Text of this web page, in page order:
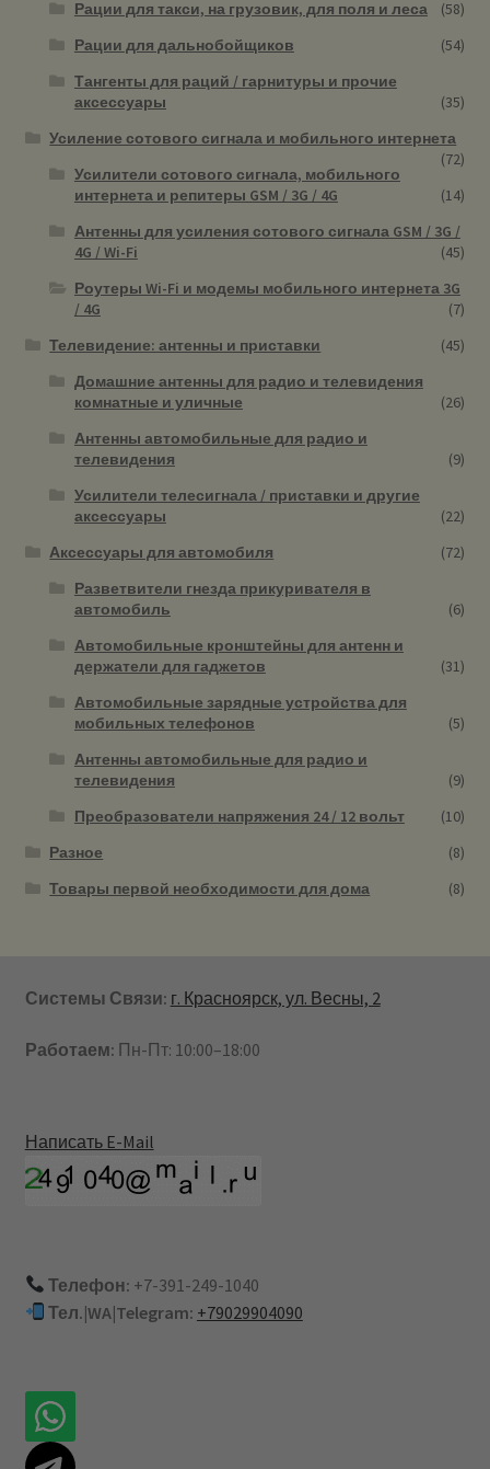
Рации для такси, на грузовик, для поля и леса
(58)
Рации для дальнобойщиков
(54)
Тангенты для раций / гарнитуры и прочие
аксессуары
(35)
Усиление сотового сигнала и мобильного интернета
(72)
Усилители сотового сигнала, мобильного
интернета и репитеры GSM / 3G / 4G
(14)
Антенны для усиления сотового сигнала GSM / 3G /
4G / Wi-Fi
(45)
Роутеры Wi-Fi и модемы мобильного интернета 3G
/ 4G
(7)
Телевидение: антенны и приставки
(45)
Домашние антенны для радио и телевидения
комнатные и уличные
(26)
Антенны автомобильные для радио и
телевидения
(9)
Усилители телесигнала / приставки и другие
аксессуары
(22)
Аксессуары для автомобиля
(72)
Разветвители гнезда прикуривателя в
автомобиль
(6)
Автомобильные кронштейны для антенн и
держатели для гаджетов
(31)
Автомобильные зарядные устройства для
мобильных телефонов
(5)
Антенны автомобильные для радио и
телевидения
(9)
Преобразователи напряжения 24 / 12 вольт
(10)
Разное
(8)
Товары первой необходимости для дома
(8)
Системы Связи: г. Красноярск, ул. Весны, 2
Работаем: Пн-Пт: 10:00–18:00
Написать E-Mail
Телефон: +7-391-249-1040
Тел.|WA|Telegram: +79029904090